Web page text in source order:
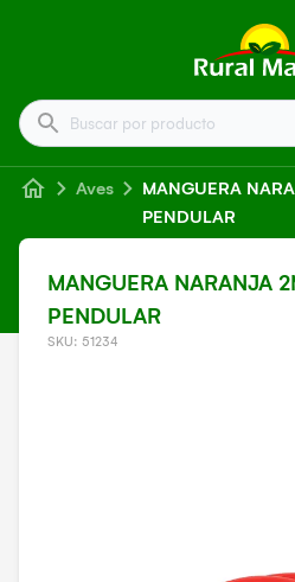
Buscar por producto
Aves
MANGUERA
PENDULAR
MANGUERA NARANJA
PENDULAR
SKU: 51234